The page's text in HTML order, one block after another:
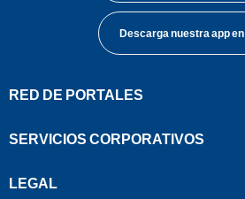
Descarga nuestra app en
RED DE PORTALES
SERVICIOS CORPORATIVOS
LEGAL